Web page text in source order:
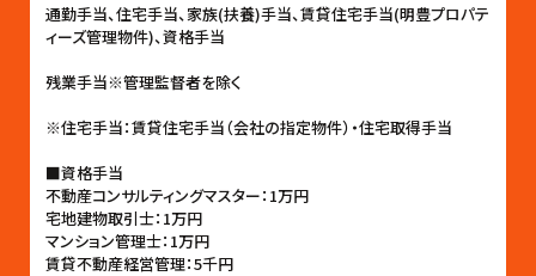
通勤手当、住宅手当、家族(扶養)手当、賃貸住宅手当(明豊プロパテ
ィーズ管理物件)、資格手当
残業手当※管理監督者を除く
※住宅手当：賃貸住宅手当（会社の指定物件）・住宅取得手当
■資格手当
不動産コンサルティングマスター：1万円
宅地建物取引士：1万円
マンション管理士：1万円
賃貸不動産経営管理：5千円